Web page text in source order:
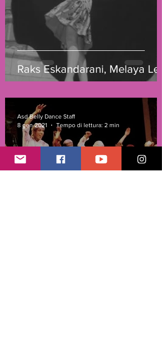
Raks Eskandarani, Melaya Leff
Asd Belly Dance Staff
8 gen 2021
Tempo di lettura: 2 min